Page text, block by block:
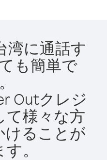
湾に通話す
も簡単で
Outクレジ
て様々な方
けることが
。